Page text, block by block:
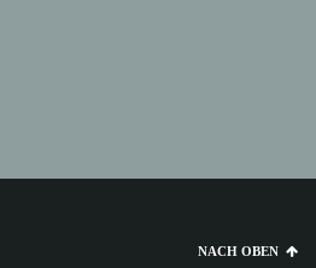
NACH OBEN